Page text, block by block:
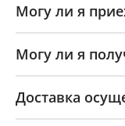
Могу ли я
Могу ли я
Доставка